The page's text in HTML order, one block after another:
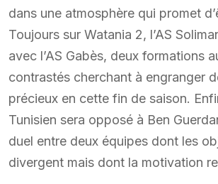
dans une atmosphère qui promet
Toujours sur Watania 2, l’AS
avec l’AS Gabès, deux formations
contrastés cherchant à engranger
précieux en cette fin de saison.
Tunisien sera opposé à Ben
duel entre deux équipes dont les
divergent mais dont la motivation